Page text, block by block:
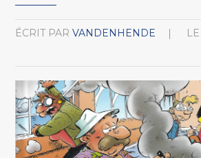
ÉCRIT PAR VANDENHENDE LE